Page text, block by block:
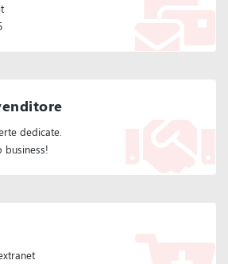
dedicate.
business!